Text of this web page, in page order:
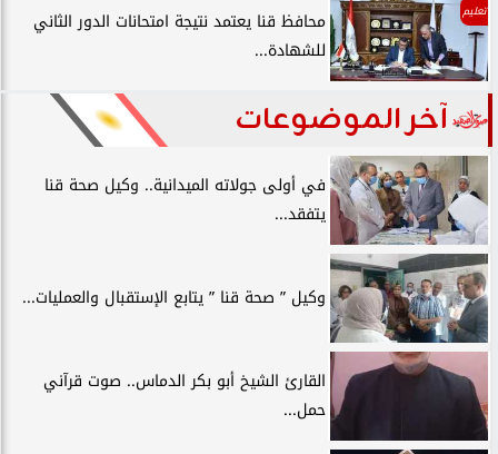
تعليم
محافظ قنا يعتمد نتيجة امتحانات الدور الثاني
للشهادة...
آخر الموضوعات
في أولى جولاته الميدانية.. وكيل صحة قنا
يتفقد...
وكيل ” صحة قنا ” يتابع الإستقبال والعمليات...
القارئ الشيخ أبو بكر الدماس.. صوت قرآني
حمل...